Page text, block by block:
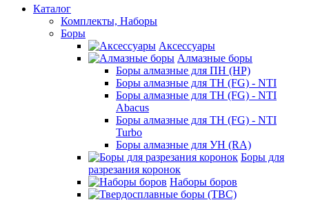
Каталог
Комплекты, Наборы
Боры
Аксессуары
Алмазные боры
Боры алмазные для ПН (HP)
Боры алмазные для ТН (FG) - NTI
Боры алмазные для ТН (FG) - NTI
Abacus
Боры алмазные для ТН (FG) - NTI
Turbo
Боры алмазные для УН (RA)
Боры для
разрезания коронок
Наборы боров